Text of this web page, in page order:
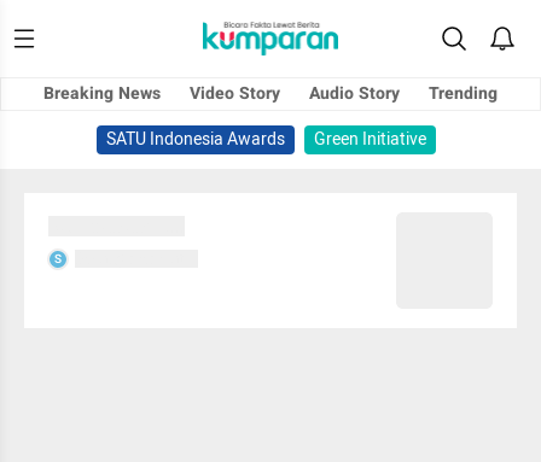
Breaking News Video Story Audio Story
Trending
SATU Indonesia Awards
Green Initiative
S